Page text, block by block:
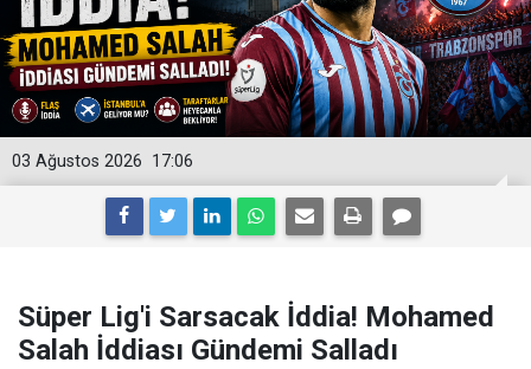
17:06
03 Ağustos 2026
Süper Lig'i Sarsacak İddia! Mohamed
Salah İddiası Gündemi Salladı